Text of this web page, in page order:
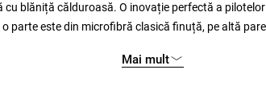
blăniță călduroasă. O inovație perfectă a
parte este din microfibră clasică finuță, pe altă
pilotă potrivită pentru cel mai confortabil și cel mai
Mai mult